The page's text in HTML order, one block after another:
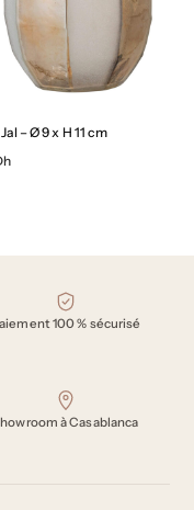
– Ø 9 x H 11 cm
100 % sécurisé
à Casablanca